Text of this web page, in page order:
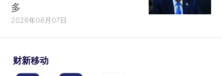
多
2026年08月07日
财新移动